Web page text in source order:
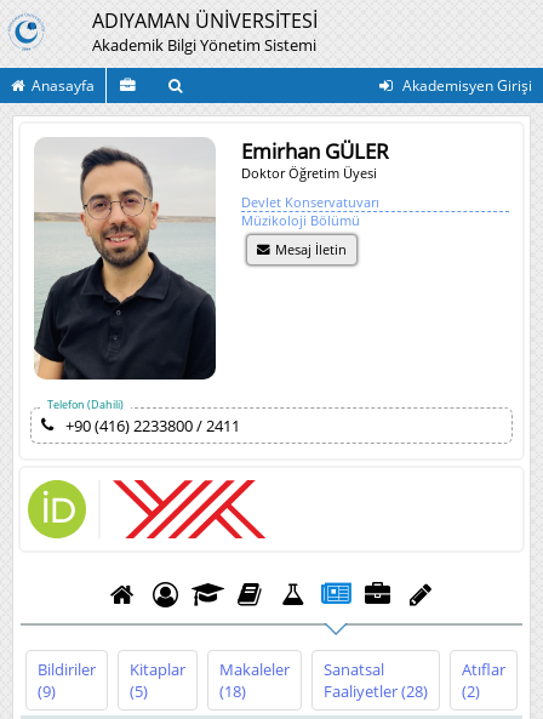
ADIYAMAN ÜNİVERSİTESİ
Akademik Bilgi Yönetim Sistemi
Anasayfa Akademisyen Girişi
Emirhan GÜLER
Doktor Öğretim Üyesi
Devlet Konservatuvarı
Müzikoloji Bölümü
Mesaj İletin
Telefon (Dahili)
+90 (416) 2233800 / 2411
Bildiriler
(9)
Kitaplar
(5)
Makaleler
(18)
Sanatsal
Faaliyetler(28)
Atıflar
(2)